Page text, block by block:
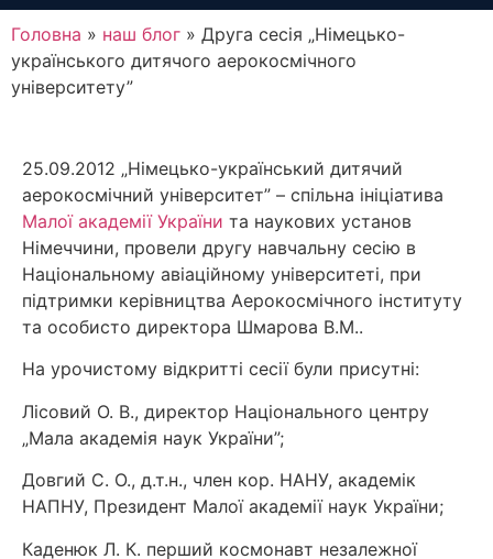
Головна » наш блог » Друга сесія „Німецько-
українського дитячого аерокосмічного
університету”
25.09.2012 „Німецько-український дитячий
аерокосмічний університет” – спільна ініціатива
Малої академії України та наукових установ
Німеччини, провели другу навчальну сесію в
Національному авіаційному університеті, при
підтримки керівництва Аерокосмічного інституту
та особисто директора Шмарова В.М..
На урочистому відкритті сесії були присутні:
Лісовий О. В., директор Національного центру
„Мала академія наук України”;
Довгий С. О., д.т.н., член кор. НАНУ, академік
НАПНУ, Президент Малої академії наук України;
Каденюк Л. К. перший космонавт незалежної